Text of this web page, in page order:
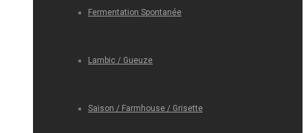
Fermentation Spontanée
Lambic / Gueuze
Saison / Farmhouse / Grisette